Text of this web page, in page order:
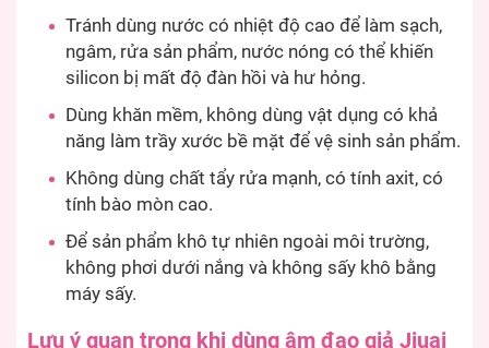
Tránh dùng nước có nhiệt độ cao để làm sạch,
ngâm, rửa sản phẩm, nước nóng có thể khiến
silicon bị mất độ đàn hồi và hư hỏng.
Dùng khăn mềm, không dùng vật dụng có khả
năng làm trầy xước bề mặt để vệ sinh sản phẩm.
Không dùng chất tẩy rửa mạnh, có tính axit, có
tính bào mòn cao.
Để sản phẩm khô tự nhiên ngoài môi trường,
không phơi dưới nắng và không sấy khô bằng
máy sấy.
Lưu ý quan trọng khi dùng âm đạo giả Jiuai